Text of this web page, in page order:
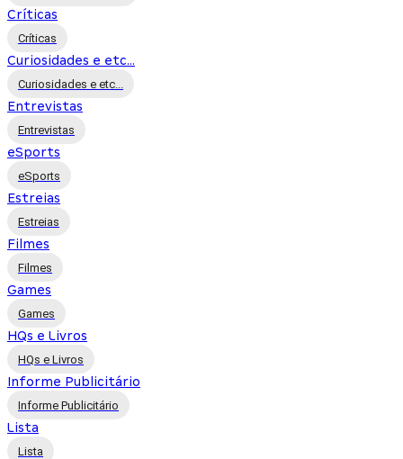
Críticas
Críticas
Curiosidades e etc...
Curiosidades e etc...
Entrevistas
Entrevistas
eSports
eSports
Estreias
Estreias
Filmes
Filmes
Games
Games
HQs e Livros
HQs e Livros
Informe Publicitário
Informe Publicitário
Lista
Lista